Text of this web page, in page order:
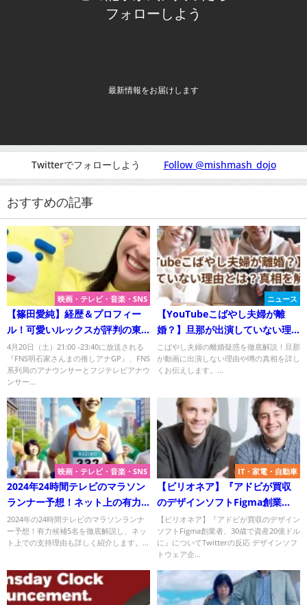
フォローしよう
最新情報をお届けします
Twitterでフォローしよう Follow @mishmash_dojo
おすすめの記事
映画・テレビ・音楽・SNS
【篠田愛純】経歴＆プロフィー
ル！可愛いルックスが評判の東
海テレビアナ！
4月20日（土）21:00 -23:40に放送される
『FNS明石家さんまの推しアナGP』、FNS
系列局のアナウンサーとフジテレビアナウ
ンサー...
ニュース
【YouTubeこばやし夫婦が離
婚？】旦那が出演していない理
由とは？真相を解説！
こばやし夫婦の離婚疑惑を徹底解説！旦那
が動画に出演しない理由や噂の真相を詳し
くお伝えします。...
映画・テレビ・音楽・SNS
2024年24時間テレビのマラソン
ランナー予想！ネット上の有力
候補5選とその理由
2024年の24時間テレビのマラソンランナ
ー予想！有力候補5名を徹底解説し、ネッ
ト上での支持理由も詳しく紹介します。...
IT・家電・自動車
【ビリオネア】『アドビが買収
のデザインソフトFigma創業
者、30歳で資産20億ドルに』に
ついてTwitterの反応
【ビリオネア】『アドビが買収のデザイン
ソフトFigma創業者、30歳で資産20億ドル
に』についてTwitterの反応 デザインソフ
トウェア企...